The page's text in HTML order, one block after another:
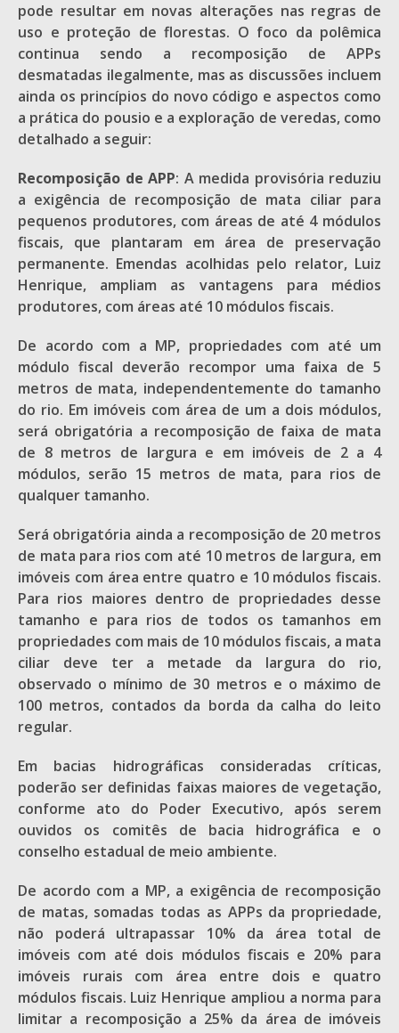
pode resultar em novas alterações nas regras de
uso e proteção de florestas. O foco da polêmica
continua sendo a recomposição de APPs
desmatadas ilegalmente, mas as discussões incluem
ainda os princípios do novo código e aspectos como
a prática do pousio e a exploração de veredas, como
detalhado a seguir:
Recomposição de APP: A medida provisória reduziu
a exigência de recomposição de mata ciliar para
pequenos produtores, com áreas de até 4 módulos
fiscais, que plantaram em área de preservação
permanente. Emendas acolhidas pelo relator, Luiz
Henrique, ampliam as vantagens para médios
produtores, com áreas até 10 módulos fiscais.
De acordo com a MP, propriedades com até um
módulo fiscal deverão recompor uma faixa de 5
metros de mata, independentemente do tamanho
do rio. Em imóveis com área de um a dois módulos,
será obrigatória a recomposição de faixa de mata
de 8 metros de largura e em imóveis de 2 a 4
módulos, serão 15 metros de mata, para rios de
qualquer tamanho.
Será obrigatória ainda a recomposição de 20 metros
de mata para rios com até 10 metros de largura, em
imóveis com área entre quatro e 10 módulos fiscais.
Para rios maiores dentro de propriedades desse
tamanho e para rios de todos os tamanhos em
propriedades com mais de 10 módulos fiscais, a mata
ciliar deve ter a metade da largura do rio,
observado o mínimo de 30 metros e o máximo de
100 metros, contados da borda da calha do leito
regular.
Em bacias hidrográficas consideradas críticas,
poderão ser definidas faixas maiores de vegetação,
conforme ato do Poder Executivo, após serem
ouvidos os comitês de bacia hidrográfica e o
conselho estadual de meio ambiente.
De acordo com a MP, a exigência de recomposição
de matas, somadas todas as APPs da propriedade,
não poderá ultrapassar 10% da área total de
imóveis com até dois módulos fiscais e 20% para
imóveis rurais com área entre dois e quatro
módulos fiscais. Luiz Henrique ampliou a norma para
limitar a recomposição a 25% da área de imóveis